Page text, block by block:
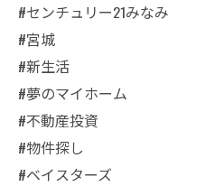
#センチュリー21みなみ
#宮城
#新生活
#夢のマイホーム
#不動産投資
#物件探し
#ベイスターズ